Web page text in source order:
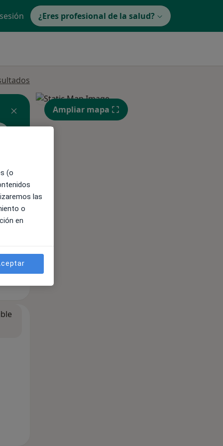
¿Eres profesional de la salud?
Ampliar mapa
(o
las
o
en